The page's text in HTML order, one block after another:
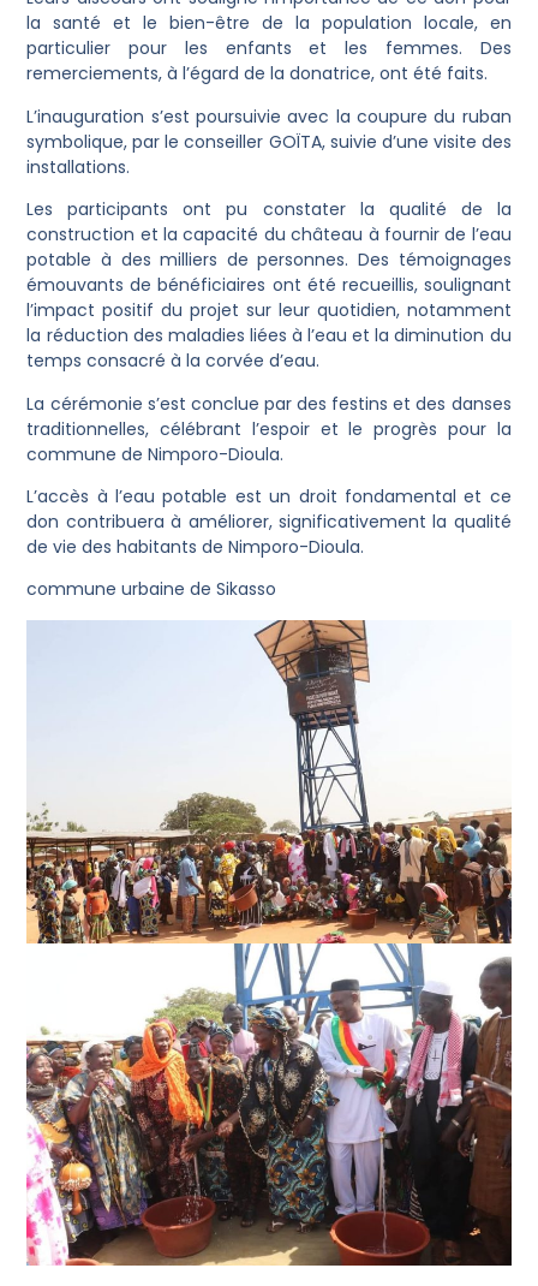
la santé et le bien-être de la population locale, en
particulier pour les enfants et les femmes. Des
remerciements, à l’égard de la donatrice, ont été faits.
L’inauguration s’est poursuivie avec la coupure du ruban
symbolique, par le conseiller GOÏTA, suivie d’une visite des
installations.
Les participants ont pu constater la qualité de la
construction et la capacité du château à fournir de l’eau
potable à des milliers de personnes. Des témoignages
émouvants de bénéficiaires ont été recueillis, soulignant
l’impact positif du projet sur leur quotidien, notamment
la réduction des maladies liées à l’eau et la diminution du
temps consacré à la corvée d’eau.
La cérémonie s’est conclue par des festins et des danses
traditionnelles, célébrant l’espoir et le progrès pour la
commune de Nimporo-Dioula.
L’accès à l’eau potable est un droit fondamental et ce
don contribuera à améliorer, significativement la qualité
de vie des habitants de Nimporo-Dioula.
commune urbaine de Sikasso